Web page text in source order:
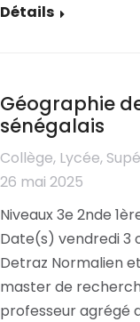
Détails
Géographie
sénégalais
Collège, Lycée,
26 mai 2025
Niveaux 3e 2nde
Date(s) vendredi 3
Detraz Normalien
master de
professeur agrégé